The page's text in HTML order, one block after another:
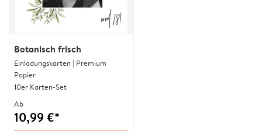
Botanisch frisch
Einladungskarten | Premium
Papier
10er Karten-Set
Ab
10,99 €*